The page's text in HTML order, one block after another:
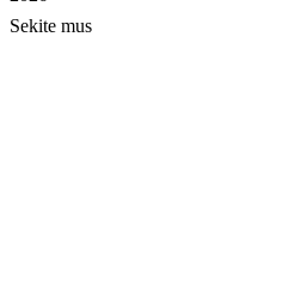
Sekite mus